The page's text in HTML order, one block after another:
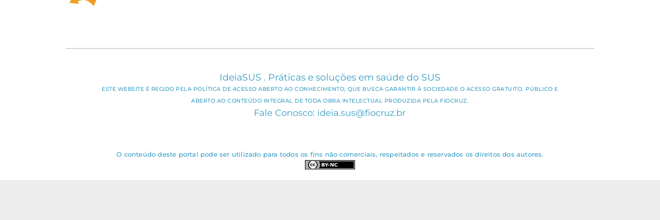
IdeiaSUS . Práticas e soluções em saúde do SUS
ESTE WEBSITE É REGIDO PELA POLÍTICA DE ACESSO ABERTO AO CONHECIMENTO, QUE BUSCA GARANTIR À SOCIEDADE O ACESSO GRATUITO, PÚBLICO E
ABERTO AO CONTEÚDO INTEGRAL DE TODA OBRA INTELECTUAL PRODUZIDA PELA FIOCRUZ.
Fale Conosco: ideia.sus@fiocruz.br
O conteúdo deste portal pode ser utilizado para todos os fins não comerciais, respeitados e reservados os direitos dos autores.